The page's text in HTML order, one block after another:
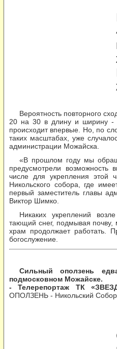
Вероятность повторного
20 на 30 в длину и ширину -
происходит впервые. Но, по
таких масштабах, уже
администрации Можайска.
В прошлом году мы
предусмотрели возможность
числе для укрепления этой
Никольского собора, где
первый заместитель главы
Виктор Шимко.
Никаких укреплений
тающий снег, подмывая
храм продолжает работать.
богослужение.
Сильный оползень
подмосковном Можайске.
- Телерепортаж ТК
ОПОЛЗЕНЬ - Никольский